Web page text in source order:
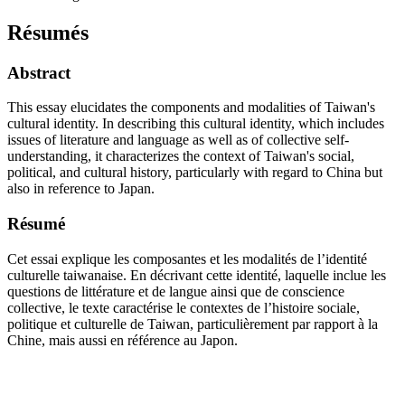
Résumés
Abstract
This essay elucidates the components and modalities of Taiwan's
cultural identity. In describing this cultural identity, which includes
issues of literature and language as well as of collective self-
understanding, it characterizes the context of Taiwan's social,
political, and cultural history, particularly with regard to China but
also in reference to Japan.
Résumé
Cet essai explique les composantes et les modalités de l’identité
culturelle taiwanaise. En décrivant cette identité, laquelle inclue les
questions de littérature et de langue ainsi que de conscience
collective, le texte caractérise le contextes de l’histoire sociale,
politique et culturelle de Taiwan, particulièrement par rapport à la
Chine, mais aussi en référence au Japon.